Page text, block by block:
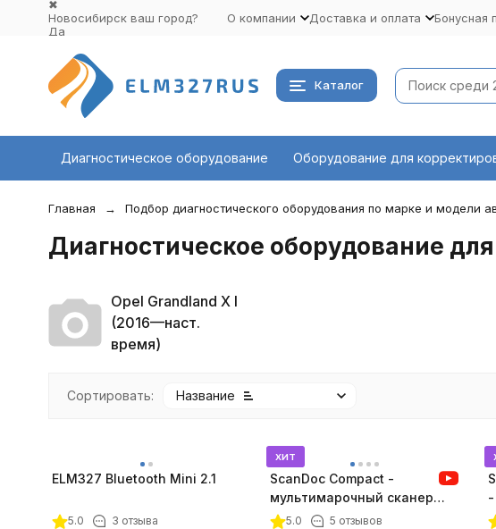
✖
Новосибирск ваш город?
Да
О компании Доставка и оплата Бонусная
Каталог
Диагностическое оборудование Оборудование для
Главная Подбор диагностического оборудования по марке и модели
Диагностическое оборудование
Opel Grandland X I
(2016—наст.
время)
Сортировать: Название
ELM327 Bluetooth Mini 2.1
5.0 3 отзыва
хит
ScanDoc Compact -
мультимарочный сканер
(Полный)
5.0 5 отзывов
-